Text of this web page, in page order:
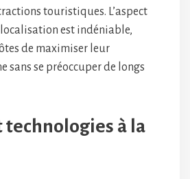
touristiques. L’aspect
est indéniable,
de maximiser leur
sans se préoccuper de longs
technologies à la